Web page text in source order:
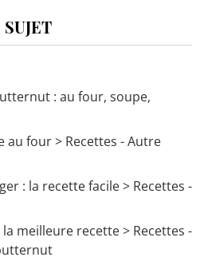
: au four, soupe,
au four> Recettes - Autre
: la recette facile> Recettes -
meilleure recette> Recettes -